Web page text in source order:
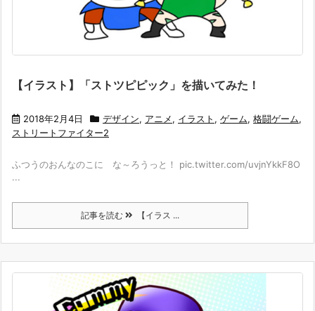
【イラスト】「ストツピピック」を描いてみた！
2018年2月4日 デザイン, アニメ, イラスト , ゲーム, 格闘ゲーム,
ストリートファイター2
ふつうのおんなのこに な～ろうっと！ pic.twitter.com/uvjnYkkF8O
...
記事を読む 【イラス ...